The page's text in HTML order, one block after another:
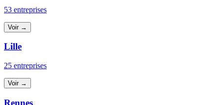
53 entreprises
Voir →
Lille
25 entreprises
Voir →
Rennes